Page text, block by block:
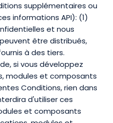
supplémentaires ou
informations API): (1)
et nous
être distribués,
à des tiers.
si vous développez
modules et composants
Conditions, rien dans
d'utiliser ces
et composants